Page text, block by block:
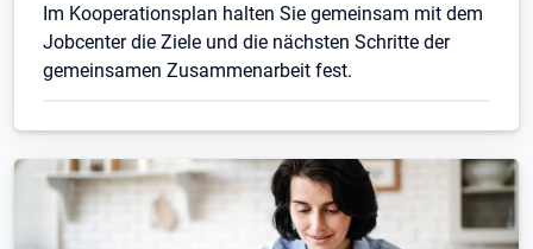
Im Kooperationsplan halten Sie gemeinsam mit dem
Jobcenter die Ziele und die nächsten Schritte der
gemeinsamen Zusammenarbeit fest.